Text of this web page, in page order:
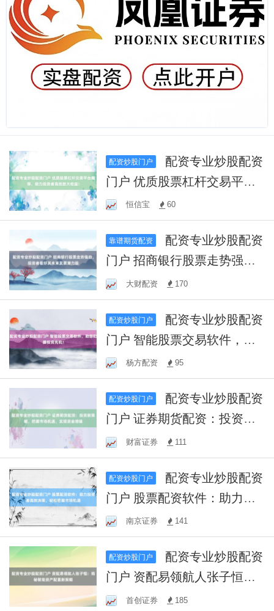
配资炒股门户
门户 优质股票杠杆交易平台
推荐，助力投资者高效放大
收益！
恒信宝 60
靠谱期货配资
门户 招商银行股票走势强
劲，投资者看好其未来发展
潜力股
大财配资 170
配资炒股门户
门户 智能股票交易软件，助
您把握投资先机！
杨方配资 95
配资炒股门户
门户 证券期货配资：投资新
策略，把握市场机遇，实现
资金增值
财富证券 111
配资炒股门户
门户 股票配资软件：助力投
资者高效决策，轻松把握市
场机遇
南京证券 141
配资炒股门户
门户 资配易领航人张子恒：
揭秘智能资产配置新策略
首创证券 185